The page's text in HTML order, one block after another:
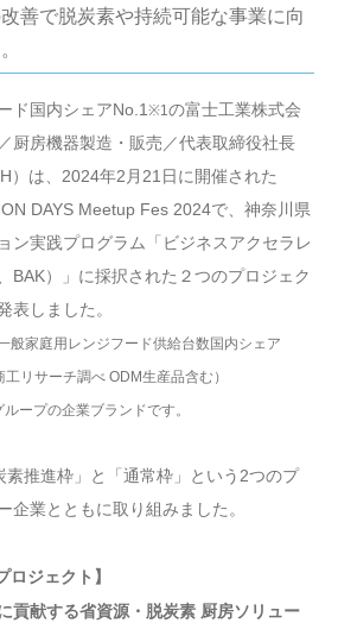
善で脱炭素や持続可能な事業に向
ド国内シェアNo.1 ※1の富士工業株式会
厨房機器製造・販売／代表取締役社長
）は、2024年2月21日に開催された
DAYS Meetup Fes 2024で、神奈川県
ン実践プログラム「ビジネスアクセラレ
BAK）」に採択された２つのプロジェク
表しました。
般家庭用レンジフード供給台数国内シェア
リサーチ調べ ODM生産品含む）
ープの企業ブランドです。
推進枠」と「通常枠」という2つのプ
企業とともに取り組みました。
ジェクト】
貢献する省資源・脱炭素 厨房ソリュー